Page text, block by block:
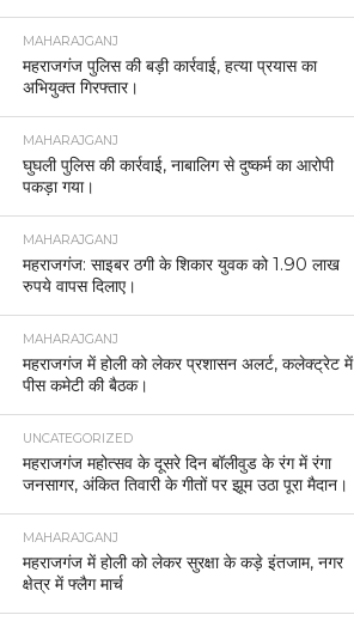
MAHARAJGANJ
महराजगंज पुलिस की बड़ी कार्रवाई, हत्या प्रयास का
अभियुक्त गिरफ्तार।
MAHARAJGANJ
घुघली पुलिस की कार्रवाई, नाबालिग से दुष्कर्म का आरोपी
पकड़ा गया।
MAHARAJGANJ
महराजगंज: साइबर ठगी के शिकार युवक को 1.90 लाख
रुपये वापस दिलाए।
MAHARAJGANJ
महराजगंज में होली को लेकर प्रशासन अलर्ट, कलेक्ट्रेट में
पीस कमेटी की बैठक।
UNCATEGORIZED
महराजगंज महोत्सव के दूसरे दिन बॉलीवुड के रंग में रंगा
जनसागर, अंकित तिवारी के गीतों पर झूम उठा पूरा मैदान।
MAHARAJGANJ
महराजगंज में होली को लेकर सुरक्षा के कड़े इंतजाम, नगर
क्षेत्र में फ्लैग मार्च